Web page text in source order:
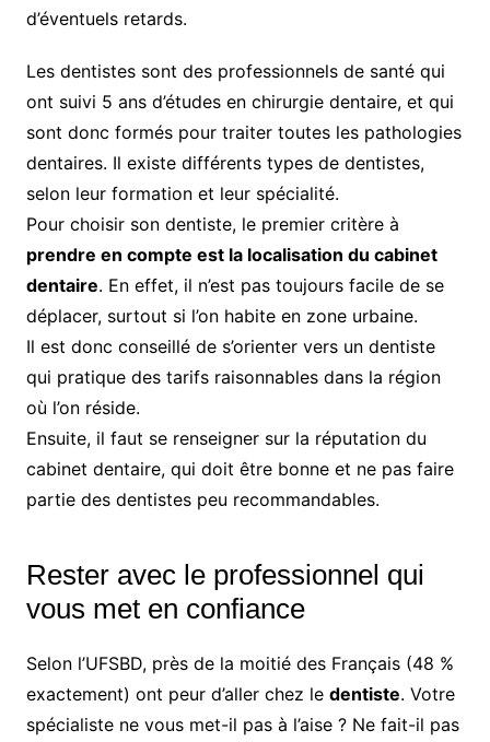
d’éventuels retards.
Les dentistes sont des professionnels de santé qui
ont suivi 5 ans d’études en chirurgie dentaire, et qui
sont donc formés pour traiter toutes les pathologies
dentaires. Il existe différents types de dentistes,
selon leur formation et leur spécialité.
Pour choisir son dentiste, le premier critère à
prendre en compte est la localisation du cabinet
dentaire. En effet, il n’est pas toujours facile de se
déplacer, surtout si l’on habite en zone urbaine.
Il est donc conseillé de s’orienter vers un dentiste
qui pratique des tarifs raisonnables dans la région
où l’on réside.
Ensuite, il faut se renseigner sur la réputation du
cabinet dentaire, qui doit être bonne et ne pas faire
partie des dentistes peu recommandables.
Rester avec le professionnel qui
vous met en confiance
Selon l’UFSBD, près de la moitié des Français (48 %
exactement) ont peur d’aller chez le dentiste. Votre
spécialiste ne vous met-il pas à l’aise ? Ne fait-il pas